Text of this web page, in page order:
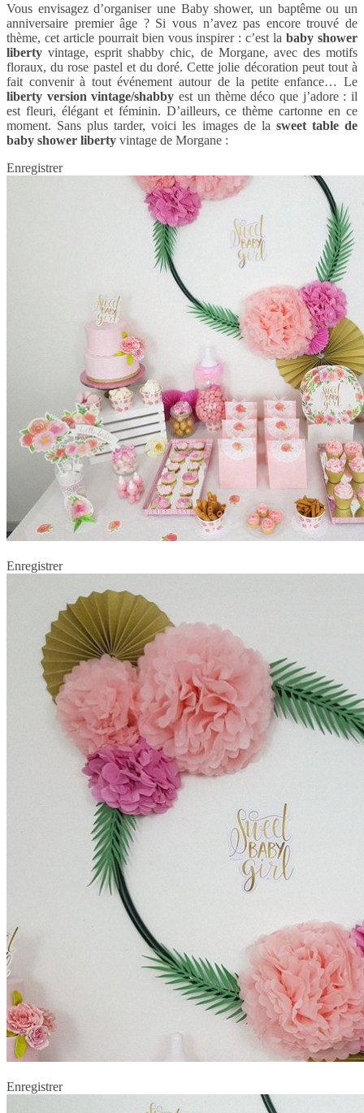
Vous envisagez d’organiser une Baby shower, un baptême ou un
anniversaire premier âge ? Si vous n’avez pas encore trouvé de
thème, cet article pourrait bien vous inspirer : c’est lababy shower
liberty vintage, esprit shabby chic, de Morgane, avec des motifs
floraux, du rose pastel et du doré. Cette jolie décoration peut tout à
fait convenir à tout événement autour de la petite enfance… Le
liberty version vintage/shabby est un thème déco que j’adore : il
est fleuri, élégant et féminin. D’ailleurs, ce thème cartonne en ce
moment. Sans plus tarder, voici les images de la sweet table de
baby shower liberty vintage de Morgane :
Enregistrer
Enregistrer
Enregistrer